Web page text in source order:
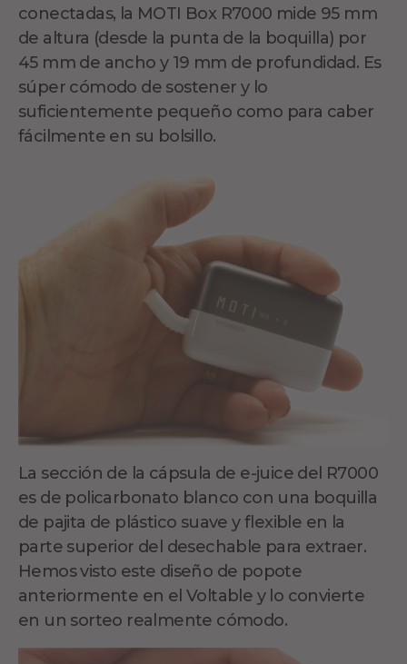
conectadas, la MOTI Box R7000 mide 95 mm
de altura (desde la punta de la boquilla) por
45 mm de ancho y 19 mm de profundidad. Es
súper cómodo de sostener y lo
suficientemente pequeño como para caber
fácilmente en su bolsillo.
La sección de la cápsula de e-juice del R7000
es de policarbonato blanco con una boquilla
de pajita de plástico suave y flexible en la
parte superior del desechable para extraer.
Hemos visto este diseño de popote
anteriormente en el Voltable y lo convierte
en un sorteo realmente cómodo.